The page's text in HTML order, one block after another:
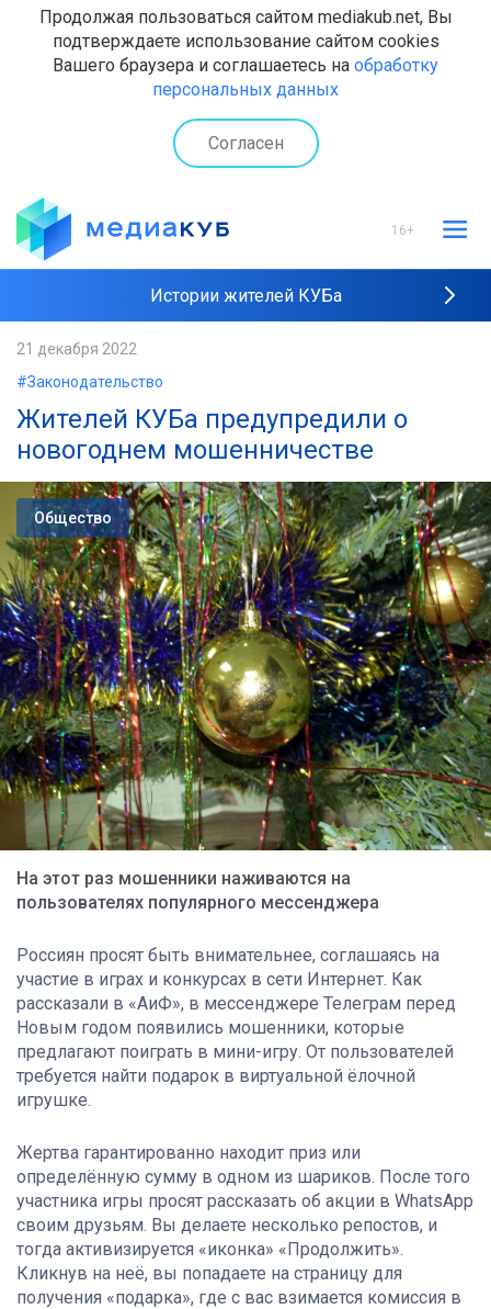
Продолжая пользоваться сайтом mediakub.net, Вы
подтверждаете использование сайтом cookies
Вашего браузера и соглашаетесь на обработку
персональных данных
Согласен
16+
Истории жителей КУБа
21 декабря 2022
#Законодательство
Жителей КУБа предупредили о
новогоднем мошенничестве
Общество
На этот раз мошенники наживаются на
пользователях популярного мессенджера
Россиян просят быть внимательнее, соглашаясь на
участие в играх и конкурсах в сети Интернет. Как
рассказали в «АиФ», в мессенджере Телеграм перед
Новым годом появились мошенники, которые
предлагают поиграть в мини-игру. От пользователей
требуется найти подарок в виртуальной ёлочной
игрушке.
Жертва гарантированно находит приз или
определённую сумму в одном из шариков. После того
участника игры просят рассказать об акции в WhatsApp
своим друзьям. Вы делаете несколько репостов, и
тогда активизируется «иконка» «Продолжить».
Кликнув на неё, вы попадаете на страницу для
получения «подарка», где с вас взимается комиссия в